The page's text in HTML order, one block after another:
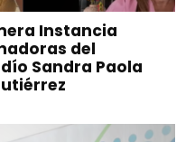
Instancia
del
Sandra Paola